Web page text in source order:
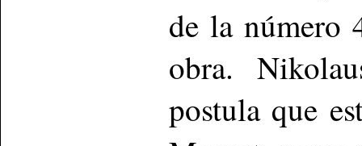
de la número
obra.
postula que